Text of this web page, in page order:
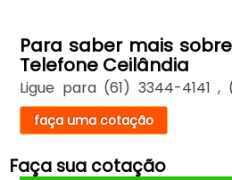
Para saber mais
Telefone Ceilândia
Ligue para (61) 3344-4141 ,
faça uma cotação
Faça sua cotação